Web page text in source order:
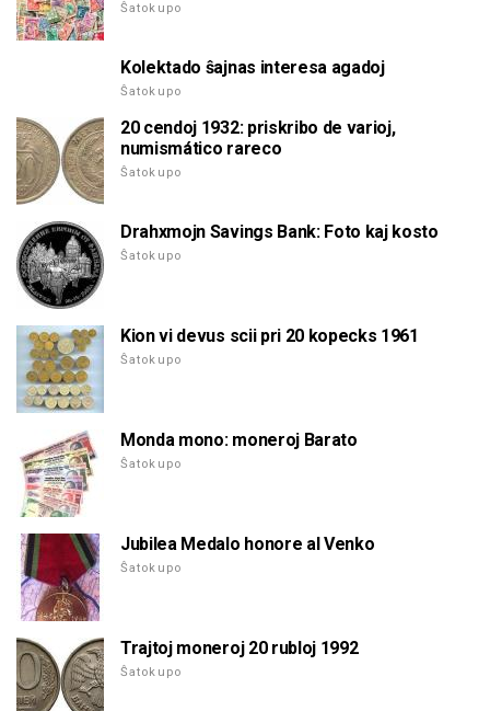
Ŝatokupo
Kolektado ŝajnas interesa agadoj
Ŝatokupo
20 cendoj 1932: priskribo de varioj,
numismático rareco
Ŝatokupo
Drahxmojn Savings Bank: Foto kaj kosto
Ŝatokupo
Kion vi devus scii pri 20 kopecks 1961
Ŝatokupo
Monda mono: moneroj Barato
Ŝatokupo
Jubilea Medalo honore al Venko
Ŝatokupo
Trajtoj moneroj 20 rubloj 1992
Ŝatokupo